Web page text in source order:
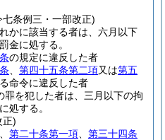
条例三・一部改正)
かに該当する者は、六月以下
金に処する。
の規定に違反した者
第四十五条第二項又は第五
命令に違反した者
罪を犯した者は、三月以下の拘
処する。
正)
第二十条第一項
第三十四条